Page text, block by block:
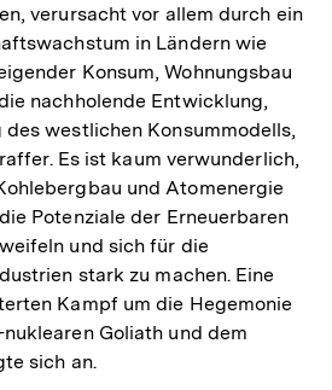
verursacht vor allem durch ein
in Ländern wie
Konsum, Wohnungsbau
nachholende Entwicklung,
westlichen Konsummodells,
Es ist kaum verwunderlich,
und Atomenergie
Potenziale der Erneuerbaren
und sich für die
stark zu machen. Eine
Kampf um die Hegemonie
Goliath und dem
sich an.